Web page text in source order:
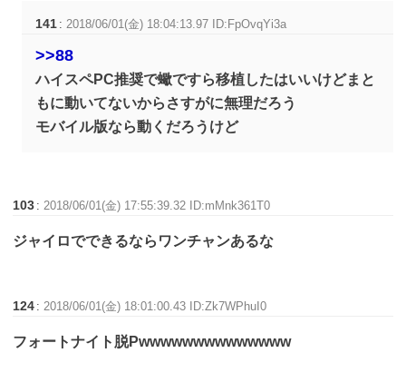
141 :2018/06/01(金) 18:04:13.97 ID:FpOvqYi3a
>>88
ハイスペPC推奨で蠍ですら移植したはいいけどまと
もに動いてないからさすがに無理だろう
モバイル版なら動くだろうけど
103 :2018/06/01(金) 17:55:39.32 ID:mMnk361T0
ジャイロでできるならワンチャンあるな
124 :2018/06/01(金) 18:01:00.43 ID:Zk7WPhuI0
フォートナイト脱Pwwwwwwwwwwwwww